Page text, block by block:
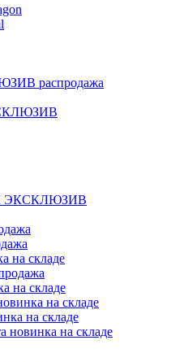
распродажа
ЭКСКЛЮЗИВ
на складе
на складе
на складе
на складе
новинка на складе